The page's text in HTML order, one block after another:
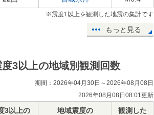
※震度1以上を観測した地震の集計です
もっと見る
度3以上の地域別観測回数
期間：2026年04月30日～2026年08月08日
2026年08月08日08:01更新
3以上の
地域震度の
観測した